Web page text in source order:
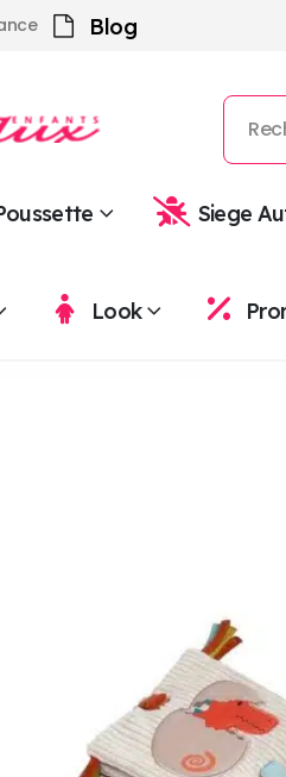
Blog
Siege
Look